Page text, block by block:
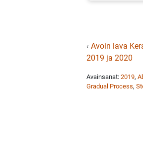
‹ Avoin lava
2019 ja 2020
Avainsanat: 2019,
Gradual Process,